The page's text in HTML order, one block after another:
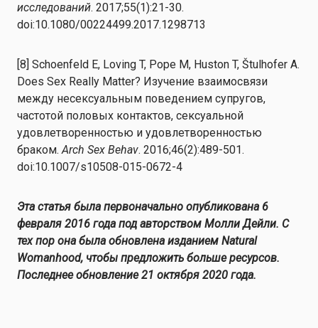
исследований. 2017;55(1):21-30.
doi:10.1080/00224499.2017.1298713
[8] Schoenfeld E, Loving T, Pope M, Huston T, Štulhofer A.
Does Sex Really Matter? Изучение взаимосвязи
между несексуальным поведением супругов,
частотой половых контактов, сексуальной
удовлетворенностью и удовлетворенностью
браком.Arch Sex Behav. 2016;46(2):489-501.
doi:10.1007/s10508-015-0672-4
Эта статья была первоначально опубликована 6
февраля 2016 года под авторством Молли Дейли. С
тех пор она была обновлена изданием Natural
Womanhood, чтобы предложить больше ресурсов.
Последнее обновление 21 октября 2020 года.